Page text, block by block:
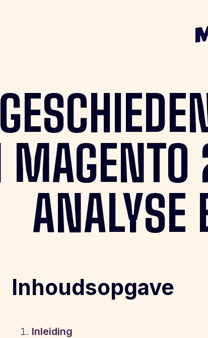
MAGENTO
ANALYSE
Inhoudsopgave
Inleiding